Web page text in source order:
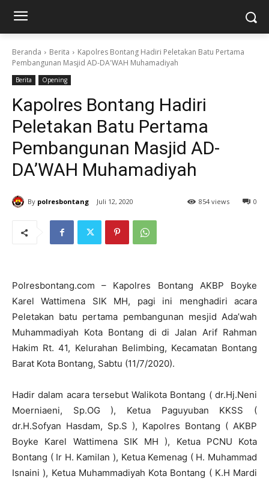
Beranda Berita
Kapolres Bontang Hadiri Peletakan Batu Pertama
Pembangunan Masjid AD-DA'WAH Muhamadiyah
Berita Opening
Kapolres Bontang Hadiri
Peletakan Batu Pertama
Pembangunan Masjid AD-
DA’WAH Muhamadiyah
By polresbontang Juli 12, 2020 0
854 views
Polresbontang.com – Kapolres Bontang AKBP Boyke
Karel Wattimena SIK MH, pagi ini menghadiri acara
Peletakan batu pertama pembangunan mesjid Ada’wah
Muhammadiyah Kota Bontang di di Jalan Arif Rahman
Hakim Rt. 41, Kelurahan Belimbing, Kecamatan Bontang
Barat Kota Bontang, Sabtu (11/7/2020).
Hadir dalam acara tersebut Walikota Bontang ( dr.Hj.Neni
Moerniaeni, Sp.OG ), Ketua Paguyuban KKSS (
dr.H.Sofyan Hasdam, Sp.S ), Kapolres Bontang ( AKBP
Boyke Karel Wattimena SIK MH ), Ketua PCNU Kota
Bontang ( Ir H. Kamilan ), Ketua Kemenag ( H. Muhammad
Isnaini ), Ketua Muhammadiyah Kota Bontang ( K.H Mardi